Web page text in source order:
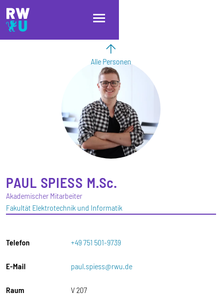
Direkt zum Inhalt
Direkt zur Hauptnavigation
Direkt zum Fußbereich
Alle Personen
PAUL SPIESS M.Sc.
Akademischer Mitarbeiter
Fakultät Elektrotechnik und Informatik
Telefon +49 751 501-9739
E-Mail paul.spiess@rwu.de
Raum V 207